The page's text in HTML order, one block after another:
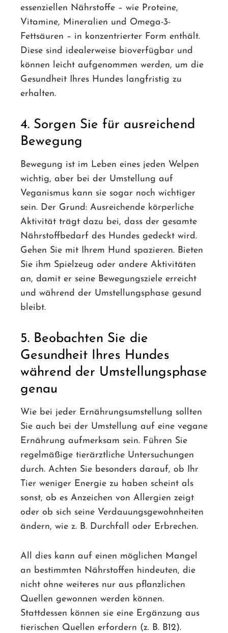
essenziellen Nährstoffe – wie Proteine,
Vitamine, Mineralien und Omega-3-
Fettsäuren – in konzentrierter Form enthält.
Diese sind idealerweise bioverfügbar und
können leicht aufgenommen werden, um die
Gesundheit Ihres Hundes langfristig zu
erhalten.
4. Sorgen Sie für ausreichend
Bewegung
Bewegung ist im Leben eines jeden Welpen
wichtig, aber bei der Umstellung auf
Veganismus kann sie sogar noch wichtiger
sein. Der Grund: Ausreichende körperliche
Aktivität trägt dazu bei, dass der gesamte
Nährstoffbedarf des Hundes gedeckt wird.
Gehen Sie mit Ihrem Hund spazieren. Bieten
Sie ihm Spielzeug oder andere Aktivitäten
an, damit er seine Bewegungsziele erreicht
und während der Umstellungsphase gesund
bleibt.
5. Beobachten Sie die
Gesundheit Ihres Hundes
während der Umstellungsphase
genau
Wie bei jeder Ernährungsumstellung sollten
Sie auch bei der Umstellung auf eine vegane
Ernährung aufmerksam sein. Führen Sie
regelmäßige tierärztliche Untersuchungen
durch. Achten Sie besonders darauf, ob Ihr
Tier weniger Energie zu haben scheint als
sonst, ob es Anzeichen von Allergien zeigt
oder ob sich seine Verdauungsgewohnheiten
ändern, wie z. B. Durchfall oder Erbrechen.
All dies kann auf einen möglichen Mangel
an bestimmten Nährstoffen hindeuten, die
nicht ohne weiteres nur aus pflanzlichen
Quellen gewonnen werden können.
Stattdessen können sie eine Ergänzung aus
tierischen Quellen erfordern (z. B. B12).